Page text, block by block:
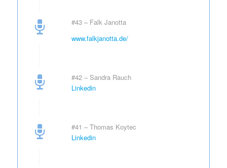
#43 – Falk Janotta
www.falkjanotta.de/
#42 – Sandra Rauch
Linkedin
#41 – Thomas Koytec
Linkedin